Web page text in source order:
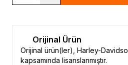
Orijinal Ürün
Orijinal ürün(ler), Harley-
kapsamında lisanslanmıştır.